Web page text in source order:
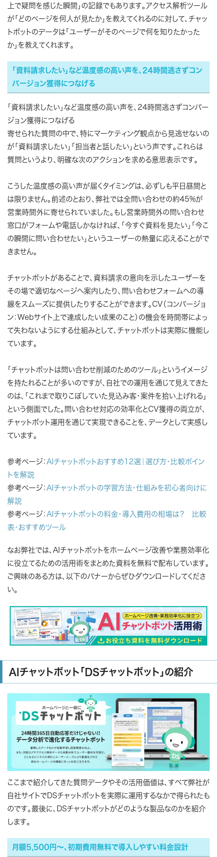
上で疑問を感じた瞬間」の記録でもあります。アクセス解析ツール
が「どのページを何人が見たか」を教えてくれるのに対して、チャッ
トボットのデータは「ユーザーがそのページで何を知りたかった
か」を教えてくれます。
「資料請求したい」など温度感の高い声を、24時間逃さずコン
バージョン獲得につなげる
「資料請求したい」など温度感の高い声を、24時間逃さずコンバー
ジョン獲得につなげる
寄せられた質問の中で、特にマーケティング観点から見逃せないの
が「資料請求したい」「担当者と話したい」という声です。これらは
質問というより、明確な次のアクションを求める意思表示です。
こうした温度感の高い声が届くタイミングは、必ずしも平日昼間と
は限りません。前述のとおり、弊社では全問い合わせの約45%が
営業時間外に寄せられていました。もし営業時間外の問い合わせ
窓口がフォームや電話しかなければ、「今すぐ資料を見たい」「今こ
の瞬間に問い合わせたい」というユーザーの熱量に応えることがで
きません。
チャットボットがあることで、資料請求の意向を示したユーザーを
その場で適切なページへ案内したり、問い合わせフォームへの導
線をスムーズに提供したりすることができます。CV（コンバージョ
ン：Webサイト上で達成したい成果のこと）の機会を時間帯によっ
て失わないようにする仕組みとして、チャットボットは実際に機能し
ています。
「チャットボットは問い合わせ削減のためのツール」というイメージ
を持たれることが多いのですが、自社での運用を通じて見えてきた
のは、「これまで取りこぼしていた見込み客・案件を拾い上げれる」
という側面でした。問い合わせ対応の効率化とCV獲得の両立が、
チャットボット運用を通じて実現できることを、データとして実感し
ています。
参考ページ： AIチャットボットおすすめ12選｜選び方・比較ポイン
トを解説
参考ページ： AIチャットボットの学習方法・仕組みを初心者向けに
解説
参考ページ： AIチャットボットの料金・導入費用の相場は？ 比較
表・おすすめツール
なお弊社では、AIチャットボットをホームページ改善や業務効率化
に役立てるための活用術をまとめた資料を無料で配布しています。
ご興味のある方は、以下のバナーからぜひダウンロードしてくださ
い。
AIチャットボット「DSチャットボット」の紹介
ここまで紹介してきた質問データやその活用価値は、すべて弊社が
自社サイトでDSチャットボットを実際に運用するなかで得られたも
のです。最後に、DSチャットボットがどのような製品なのかを紹介
します。
月額5,500円～、初期費用無料で導入しやすい料金設計